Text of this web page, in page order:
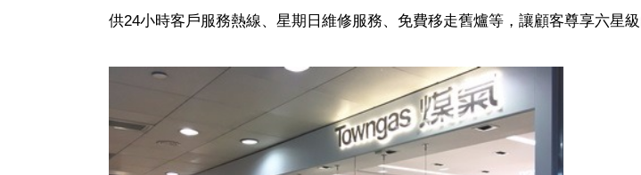
供24小時客戶服務熱線、星期日維修服務、免費移走舊爐等，讓顧客尊享六星級